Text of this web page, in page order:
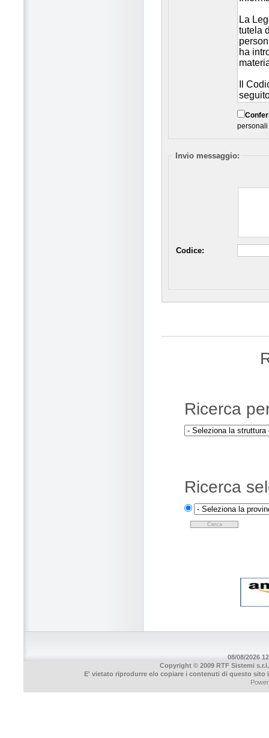
personali
Invio messaggio:
Codice:
Ricerca
Ricerca
08/08/2026
Copyright © 2009 RTF Sistemi
E' vietato riprodurre e/o copiare i contenuti di questo